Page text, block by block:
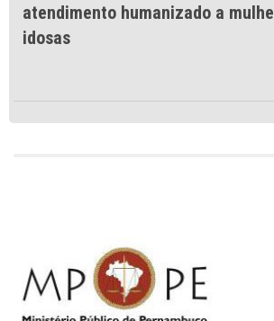
atendimento humanizado a
idosas